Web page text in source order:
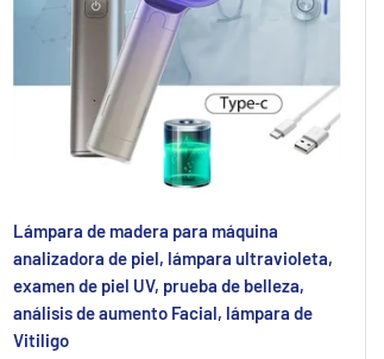
Lámpara de madera para máquina
analizadora de piel, lámpara ultravioleta,
examen de piel UV, prueba de belleza,
análisis de aumento Facial, lámpara de
Vitiligo